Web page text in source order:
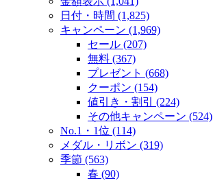
日付・時間 (1,825)
キャンペーン (1,969)
セール (207)
無料 (367)
プレゼント (668)
クーポン (154)
値引き・割引 (224)
その他キャンペーン (524)
No.1・1位 (114)
メダル・リボン (319)
季節 (563)
春 (90)